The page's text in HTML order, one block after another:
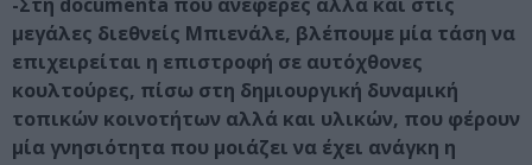
μεγάλες διεθνείς Μπιενάλε, βλέπουμε μία τάση να
επιχειρείται η επιστροφή σε αυτόχθονες
κουλτούρες, πίσω στη δημιουργική δυναμική
τοπικών κοινοτήτων αλλά και υλικών, που φέρουν
μία γνησιότητα που μοιάζει να έχει ανάγκη η